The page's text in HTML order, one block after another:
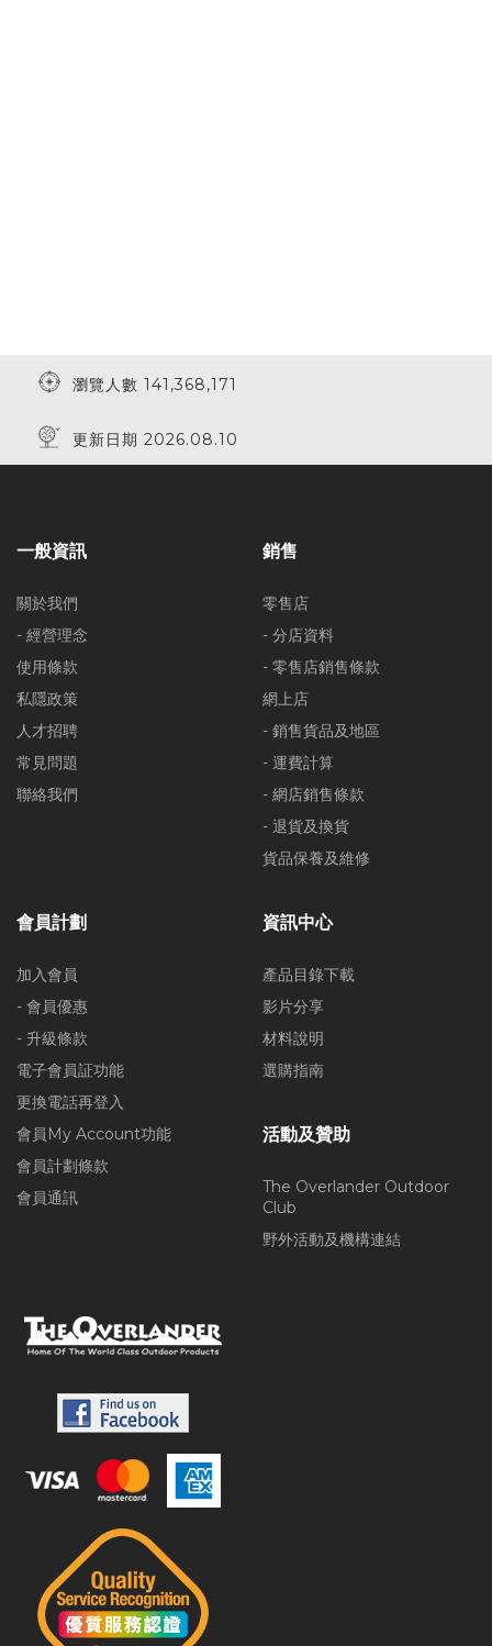
瀏覽人數 141,368,171
更新日期 2026.08.10
一般資訊
關於我們
- 經營理念
使用條款
私隱政策
人才招聘
常見問題
聯絡我們
銷售
零售店
- 分店資料
- 零售店銷售條款
網上店
- 銷售貨品及地區
- 運費計算
- 網店銷售條款
- 退貨及換貨
貨品保養及維修
會員計劃
加入會員
- 會員優惠
- 升級條款
電子會員証功能
更換電話再登入
會員My Account功能
會員計劃條款
會員通訊
資訊中心
產品目錄下載
影片分享
材料說明
選購指南
活動及贊助
The Overlander Outdoor
Club
野外活動及機構連結